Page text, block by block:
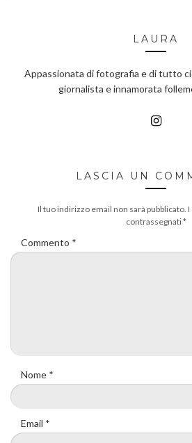
LAURA
Appassionata di fotografia e di tutto
giornalista e innamorata
LASCIA UN
Il tuo indirizzo email non sarà pubblicato. I
contrassegnati*
Commento *
Nome *
Email *